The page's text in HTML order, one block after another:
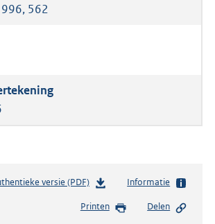
562
versie (PDF)b
s
Informatie
Printen Delen